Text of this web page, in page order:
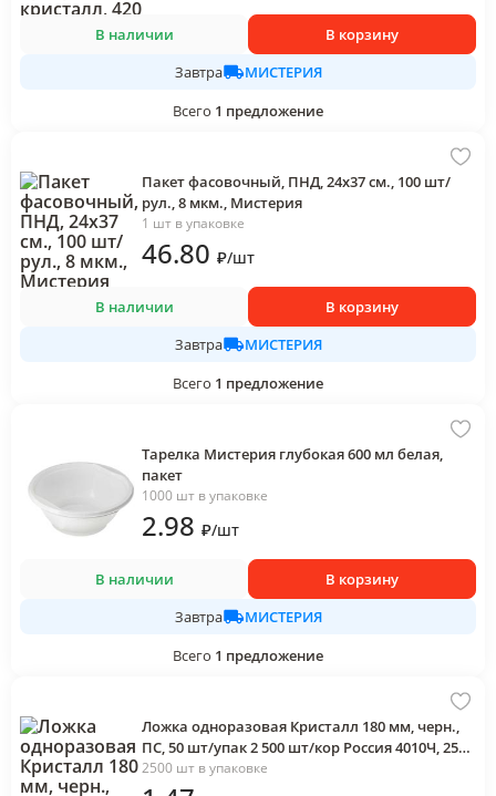
В наличии
В корзину
Завтра
МИСТЕРИЯ
Всего 1 предложение
Пакет фасовочный, ПНД, 24х37 см., 100 шт/
рул., 8 мкм., Мистерия
1 шт в упаковке
46.80 ₽/шт
В наличии
В корзину
Завтра
МИСТЕРИЯ
Всего 1 предложение
Тарелка Мистерия глубокая 600 мл белая,
пакет
1000 шт в упаковке
2.98 ₽/шт
В наличии
В корзину
Завтра
МИСТЕРИЯ
Всего 1 предложение
Ложка одноразовая Кристалл 180 мм, черн.,
ПС, 50 шт/упак 2 500 шт/кор Россия 4010Ч, 2500
шт
2500 шт в упаковке